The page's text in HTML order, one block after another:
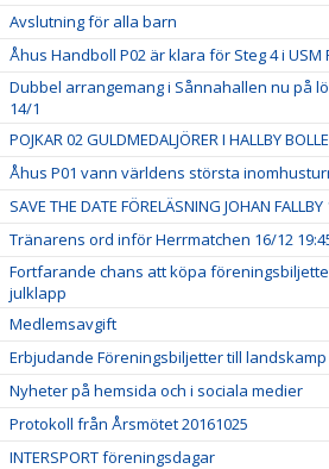
Avslutning för alla barn
Åhus Handboll P02 är klara för Steg 4 i USM
Dubbel arrangemang i Sånnahallen nu på
14/1
POJKAR 02 GULDMEDALJÖRER I HALLBY
Åhus P01 vann världens största
SAVE THE DATE FÖRELÄSNING JOHAN
Tränarens ord inför Herrmatchen 16/12
Fortfarande chans att köpa
julklapp
Medlemsavgift
Erbjudande Föreningsbiljetter till landskamp
Nyheter på hemsida och i sociala medier
Protokoll från Årsmötet 20161025
INTERSPORT föreningsdagar